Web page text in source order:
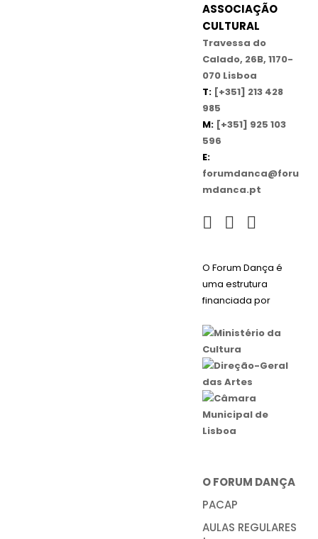
ASSOCIAÇÃO
CULTURAL
Travessa do
Calado, 26B, 1170-
070 Lisboa
T: [+351] 213 428
985
M: [+351] 925 103
596
E:
forumdanca@foru
mdanca.pt
O Forum Dança é
uma estrutura
financiada por
O FORUM DANÇA
PACAP
AULAS REGULARES